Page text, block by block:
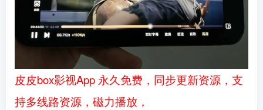
皮皮box影视App 永久免费，同步更新资源，支
持多线路资源，磁力播放，